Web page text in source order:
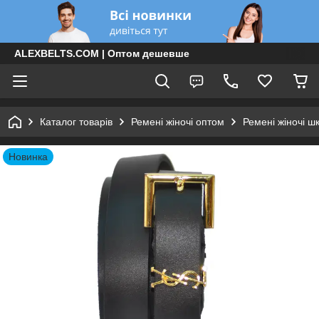
ALEXBELTS.COM | Оптом дешевше
Каталог товарів Ремені жіночі оптом Ремені жіночі
Новинка